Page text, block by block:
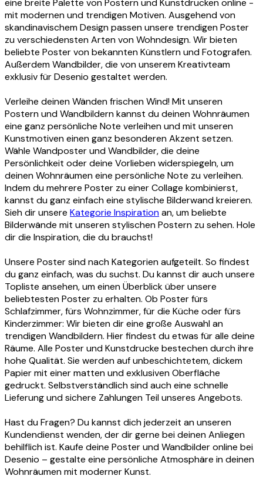
mit modernen und trendigen Motiven. Ausgehend von
skandinavischem Design passen unsere trendigen Poster
zu verschiedensten Arten von Wohndesign. Wir bieten
beliebte Poster von bekannten Künstlern und Fotografen.
Außerdem Wandbilder, die von unserem Kreativteam
exklusiv für Desenio gestaltet werden.
Verleihe deinen Wänden frischen Wind! Mit unseren
Postern und Wandbildern kannst du deinen Wohnräumen
eine ganz persönliche Note verleihen und mit unseren
Kunstmotiven einen ganz besonderen Akzent setzen.
Wähle Wandposter und Wandbilder, die deine
Persönlichkeit oder deine Vorlieben widerspiegeln, um
deinen Wohnräumen eine persönliche Note zu verleihen.
Indem du mehrere Poster zu einer Collage kombinierst,
kannst du ganz einfach eine stylische Bilderwand kreieren.
Sieh dir unsere Kategorie Inspirationan, um beliebte
Bilderwände mit unseren stylischen Postern zu sehen. Hole
dir die Inspiration, die du brauchst!
Unsere Poster sind nach Kategorien aufgeteilt. So findest
du ganz einfach, was du suchst. Du kannst dir auch unsere
Topliste ansehen, um einen Überblick über unsere
beliebtesten Poster zu erhalten. Ob Poster fürs
Schlafzimmer, fürs Wohnzimmer, für die Küche oder fürs
Kinderzimmer: Wir bieten dir eine große Auswahl an
trendigen Wandbildern. Hier findest du etwas für alle deine
Räume. Alle Poster und Kunstdrucke bestechen durch ihre
hohe Qualität. Sie werden auf unbeschichtetem, dickem
Papier mit einer matten und exklusiven Oberfläche
gedruckt. Selbstverständlich sind auch eine schnelle
Lieferung und sichere Zahlungen Teil unseres Angebots.
Hast du Fragen? Du kannst dich jederzeit an unseren
Kundendienst wenden, der dir gerne bei deinen Anliegen
behilflich ist. Kaufe deine Poster und Wandbilder online bei
Desenio – gestalte eine persönliche Atmosphäre in deinen
Wohnräumen mit moderner Kunst.